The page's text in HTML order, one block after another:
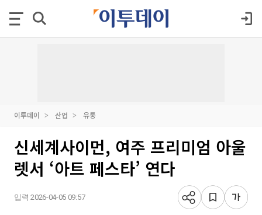
이투데이 산업 유통
신세계사이먼, 여주 프리미엄 아울
렛서 ‘아트 페스타’ 연다
입력 2026-04-05 09:57